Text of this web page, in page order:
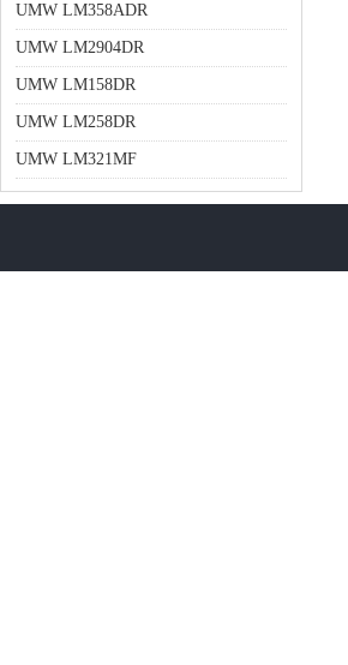
UMW LM358ADR
UMW LM2904DR
UMW LM158DR
UMW LM258DR
UMW LM321MF